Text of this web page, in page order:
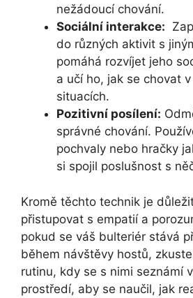
nežádoucí chování.
Sociální interakce:
do různých aktivit s
pomáhá rozvíjet jeho
a učí ho, jak se chovat⁣
situacích.
Pozitivní posílení:
⁣správné chování.
⁣pochvaly nebo hračky
si spojil​ poslušnost s
Kromě těchto technik⁤ je
přistupovat s empatií a
pokud se váš bulteriér stává
během návštěvy ​hostů,
rutinu, kdy se s‌ nimi seznámí
prostředí, aby se naučil, jak​